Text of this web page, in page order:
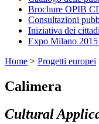
Brochure OPIB
Consultazioni
Iniziativa dei
Expo Milano
Home > Progetti europei
Calimera
Cultural